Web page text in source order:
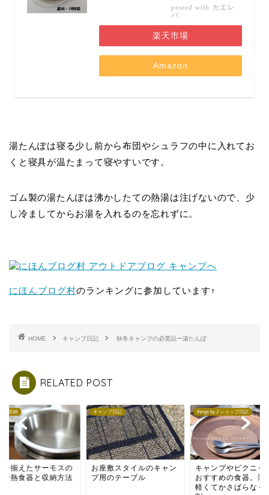
posted with カエレ
バ
楽天市場
Amazon
湯たんぽは寝る少し前から布団やシュラフの中に入れてお
くと寝具が温たまって寝やすいです。
ゴム製の湯たんぽは沸かしたての熱湯は注げないので、少
し冷ましてからお湯を入れるのを忘れずに。
にほんブログ村のランキングに参加しています↑
HOME キャンプ日記 秋冬キャンプの必需品ー湯たんぽ
RELATED POST
プ収納
分揃えたサーモスの
断熱食器と収納方法
キャンプ日記
お座敷スタイルのキャン
プ用のテーブル
things by J ショップ日記
キャンプやピクニッ
おすすめの食器。薄
軽くてかさばらなく